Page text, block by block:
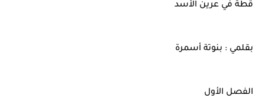
قطة في عرين الأسد
بقلمي : بنوتة أسمرة
الفصل الأول